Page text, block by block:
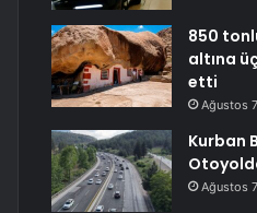
850
altına
etti
Ağustos
Kurban
Ağustos